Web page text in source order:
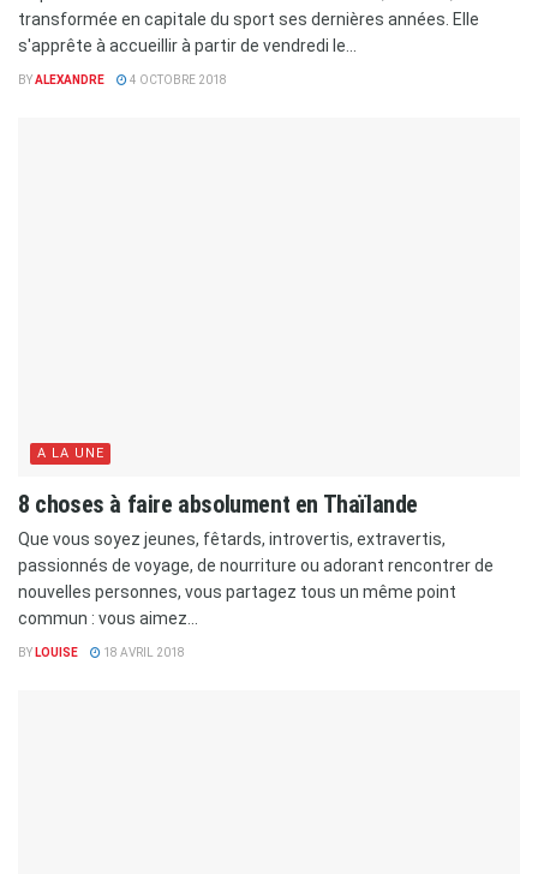
transformée en capitale du sport ses dernières années. Elle
s'apprête à accueillir à partir de vendredi le...
BYALEXANDRE 4 OCTOBRE 2018
A LA UNE
8 choses à faire absolument en Thaïlande
Que vous soyez jeunes, fêtards, introvertis, extravertis,
passionnés de voyage, de nourriture ou adorant rencontrer de
nouvelles personnes, vous partagez tous un même point
commun : vous aimez...
BY LOUISE 18 AVRIL 2018